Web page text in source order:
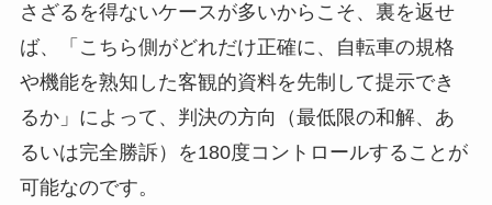
さざるを得ないケースが多いからこそ、裏を返せ
ば、「こちら側がどれだけ正確に、自転車の規格
や機能を熟知した客観的資料を先制して提示でき
るか」によって、判決の方向（最低限の和解、あ
るいは完全勝訴）を180度コントロールすることが
可能なのです。